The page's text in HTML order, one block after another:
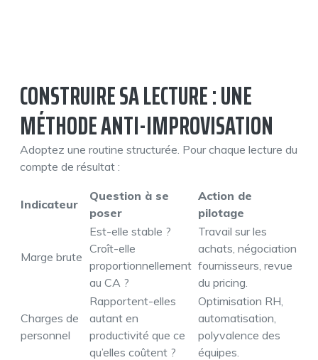
CONSTRUIRE SA LECTURE : UNE
MÉTHODE ANTI-IMPROVISATION
Adoptez une routine structurée. Pour chaque lecture du
compte de résultat :
Indicateur
Question à se
poser
Action de
pilotage
Marge brute
Est-elle stable ?
Croît-elle
proportionnellement
au CA ?
Travail sur les
achats, négociation
fournisseurs, revue
du pricing.
Charges de
personnel
Rapportent-elles
autant en
productivité que ce
qu’elles coûtent ?
Optimisation RH,
automatisation,
polyvalence des
équipes.